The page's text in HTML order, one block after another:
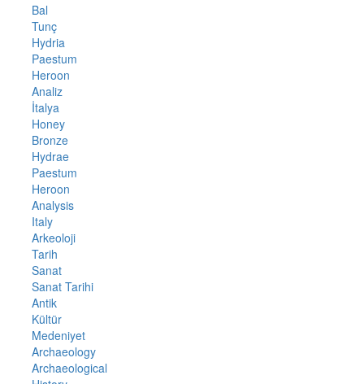
Bal
Tunç
Hydria
Paestum
Heroon
Analiz
İtalya
Honey
Bronze
Hydrae
Paestum
Heroon
Analysis
Italy
Arkeoloji
Tarih
Sanat
Sanat Tarihi
Antik
Kültür
Medeniyet
Archaeology
Archaeological